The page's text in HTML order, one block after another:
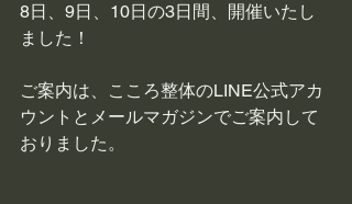
8日、9日、10日の3日間、開催いたし
ました！
ご案内は、こころ整体のLINE公式アカ
ウントとメールマガジンでご案内して
おりました。